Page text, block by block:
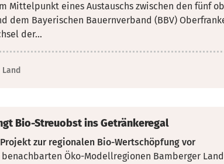
Mittelpunkt eines Austauschs zwischen den fünf
dem Bayerischen Bauernverband (BBV)
der...
Bio-Streuobst ins Getränkeregal
zur regionalen Bio-Wertschöpfung vor
Öko-Modellregionen Bamberger